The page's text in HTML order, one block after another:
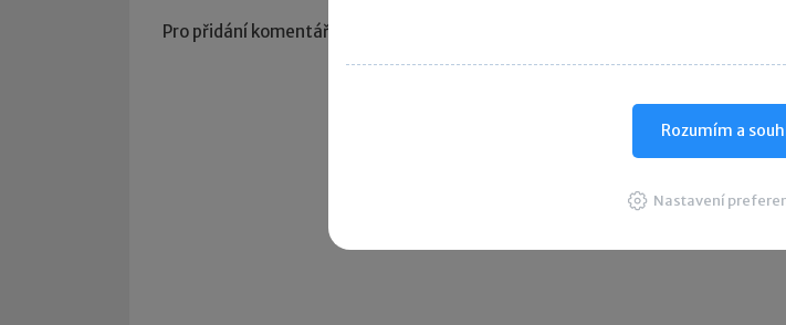
Pro přidání komentáře se
Rozumím a
Nastavení